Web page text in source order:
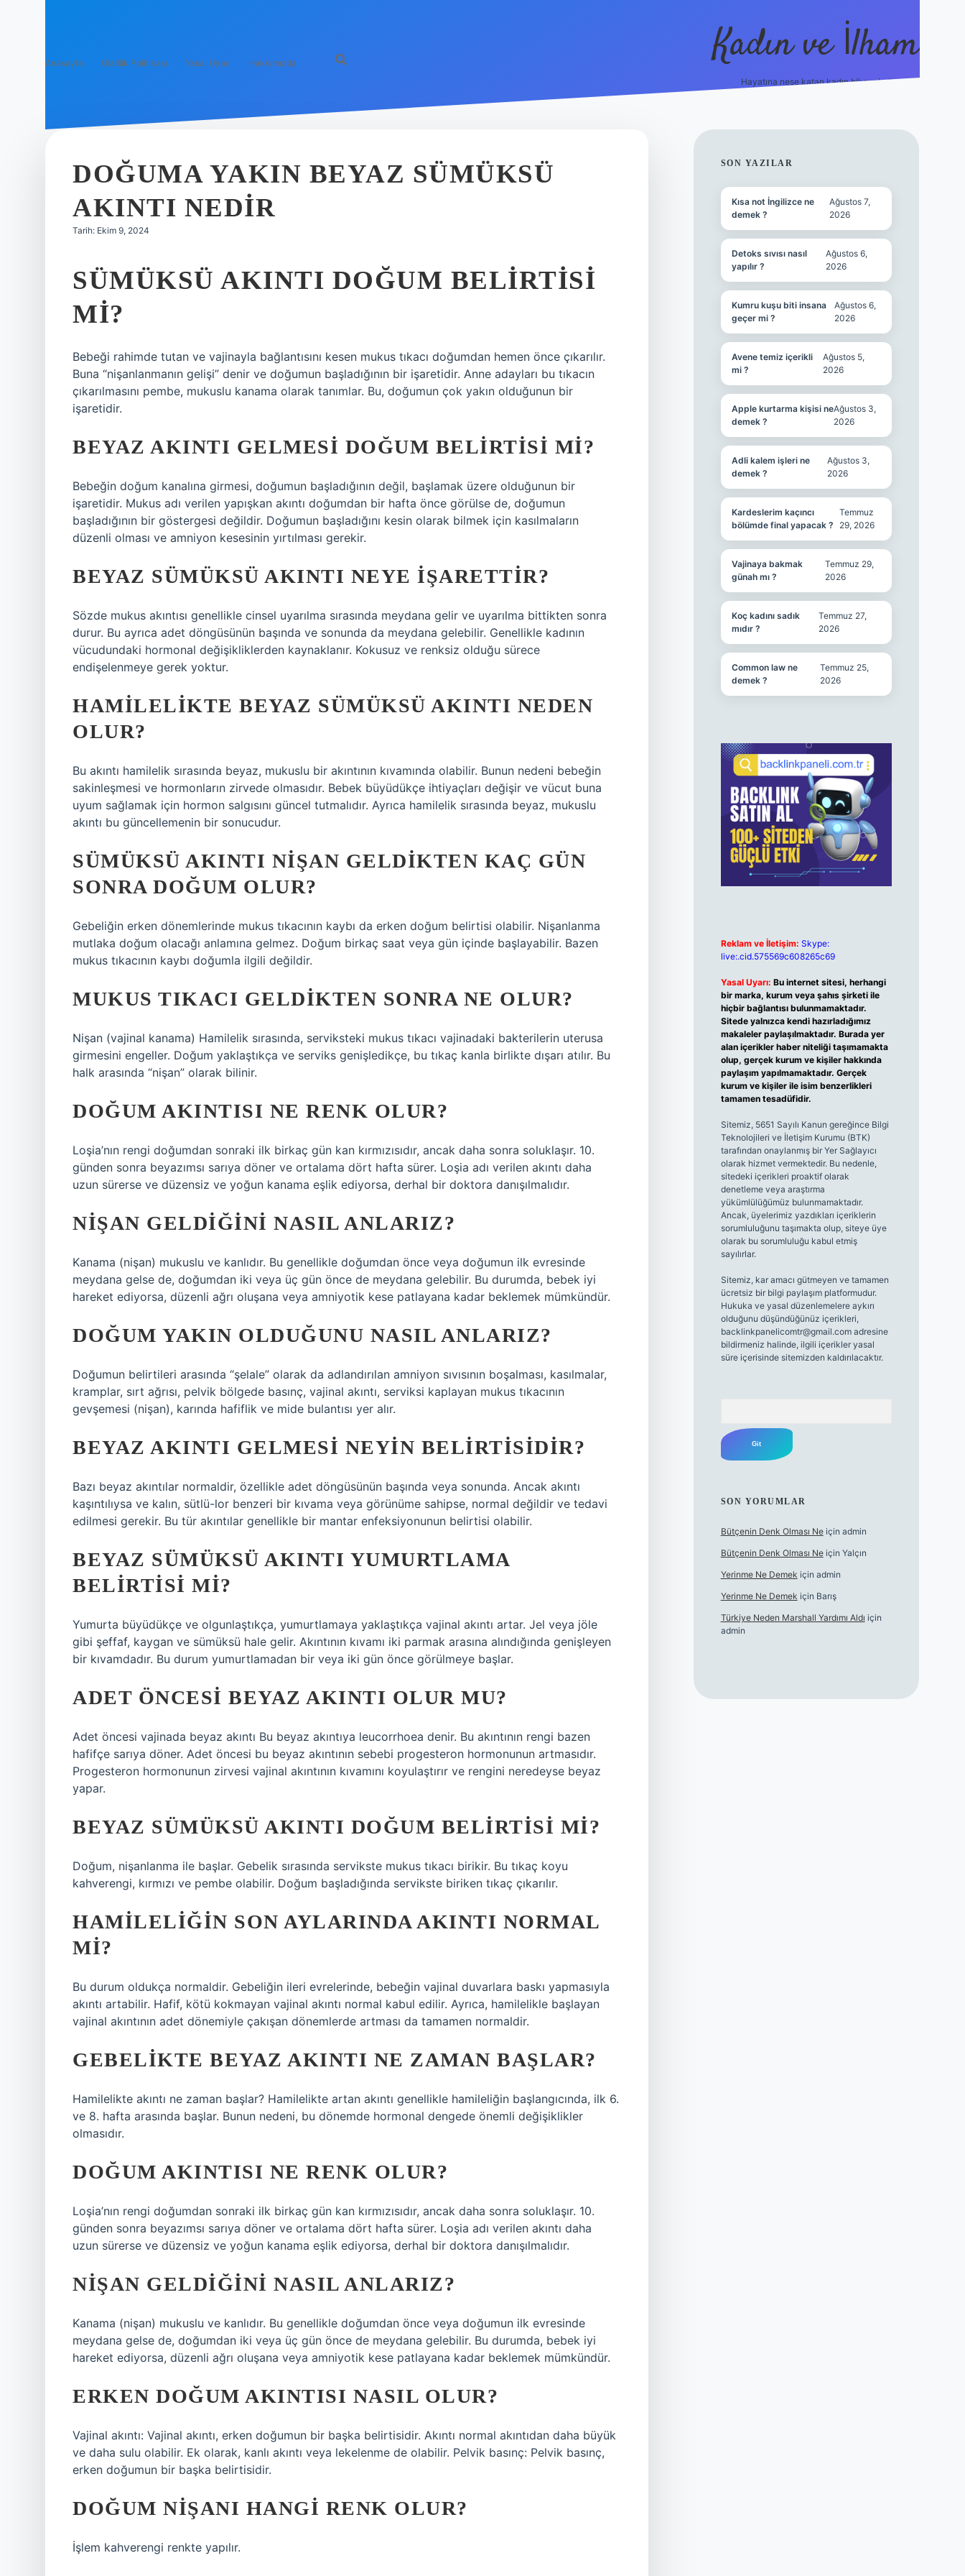
Anasayfa Gizlilik Politikası Yasal Uyarı Hakkımızda Kadın ve İlham
Hayatına neşe katan kadın hikayeleri!
DOĞUMA YAKIN BEYAZ SÜMÜKSÜ
AKINTI NEDIR
Tarih: Ekim 9, 2024
SÜMÜKSÜ AKINTI DOĞUM BELIRTISI
MI?
Bebeği rahimde tutan ve vajinayla bağlantısını kesen mukus tıkacı doğumdan hemen önce çıkarılır.
Buna “nişanlanmanın gelişi” denir ve doğumun başladığının bir işaretidir. Anne adayları bu tıkacın
çıkarılmasını pembe, mukuslu kanama olarak tanımlar. Bu, doğumun çok yakın olduğunun bir
işaretidir.
BEYAZ AKINTI GELMESI DOĞUM BELIRTISI MI?
Bebeğin doğum kanalına girmesi, doğumun başladığının değil, başlamak üzere olduğunun bir
işaretidir. Mukus adı verilen yapışkan akıntı doğumdan bir hafta önce görülse de, doğumun
başladığının bir göstergesi değildir. Doğumun başladığını kesin olarak bilmek için kasılmaların
düzenli olması ve amniyon kesesinin yırtılması gerekir.
BEYAZ SÜMÜKSÜ AKINTI NEYE IŞARETTIR?
Sözde mukus akıntısı genellikle cinsel uyarılma sırasında meydana gelir ve uyarılma bittikten sonra
durur. Bu ayrıca adet döngüsünün başında ve sonunda da meydana gelebilir. Genellikle kadının
vücudundaki hormonal değişikliklerden kaynaklanır. Kokusuz ve renksiz olduğu sürece
endişelenmeye gerek yoktur.
HAMILELIKTE BEYAZ SÜMÜKSÜ AKINTI NEDEN
OLUR?
Bu akıntı hamilelik sırasında beyaz, mukuslu bir akıntının kıvamında olabilir. Bunun nedeni bebeğin
sakinleşmesi ve hormonların zirvede olmasıdır. Bebek büyüdükçe ihtiyaçları değişir ve vücut buna
uyum sağlamak için hormon salgısını güncel tutmalıdır. Ayrıca hamilelik sırasında beyaz, mukuslu
akıntı bu güncellemenin bir sonucudur.
SÜMÜKSÜ AKINTI NIŞAN GELDIKTEN KAÇ GÜN
SONRA DOĞUM OLUR?
Gebeliğin erken dönemlerinde mukus tıkacının kaybı da erken doğum belirtisi olabilir. Nişanlanma
mutlaka doğum olacağı anlamına gelmez. Doğum birkaç saat veya gün içinde başlayabilir. Bazen
mukus tıkacının kaybı doğumla ilgili değildir.
MUKUS TIKACI GELDIKTEN SONRA NE OLUR?
Nişan (vajinal kanama) Hamilelik sırasında, serviksteki mukus tıkacı vajinadaki bakterilerin uterusa
girmesini engeller. Doğum yaklaştıkça ve serviks genişledikçe, bu tıkaç kanla birlikte dışarı atılır. Bu
halk arasında “nişan” olarak bilinir.
DOĞUM AKINTISI NE RENK OLUR?
Loşia’nın rengi doğumdan sonraki ilk birkaç gün kan kırmızısıdır, ancak daha sonra soluklaşır. 10.
günden sonra beyazımsı sarıya döner ve ortalama dört hafta sürer. Loşia adı verilen akıntı daha
uzun sürerse ve düzensiz ve yoğun kanama eşlik ediyorsa, derhal bir doktora danışılmalıdır.
NIŞAN GELDIĞINI NASIL ANLARIZ?
Kanama (nişan) mukuslu ve kanlıdır. Bu genellikle doğumdan önce veya doğumun ilk evresinde
meydana gelse de, doğumdan iki veya üç gün önce de meydana gelebilir. Bu durumda, bebek iyi
hareket ediyorsa, düzenli ağrı oluşana veya amniyotik kese patlayana kadar beklemek mümkündür.
DOĞUM YAKIN OLDUĞUNU NASIL ANLARIZ?
Doğumun belirtileri arasında “şelale” olarak da adlandırılan amniyon sıvısının boşalması, kasılmalar,
kramplar, sırt ağrısı, pelvik bölgede basınç, vajinal akıntı, serviksi kaplayan mukus tıkacının
gevşemesi (nişan), karında hafiflik ve mide bulantısı yer alır.
BEYAZ AKINTI GELMESI NEYIN BELIRTISIDIR?
Bazı beyaz akıntılar normaldir, özellikle adet döngüsünün başında veya sonunda. Ancak akıntı
kaşıntılıysa ve kalın, sütlü-lor benzeri bir kıvama veya görünüme sahipse, normal değildir ve tedavi
edilmesi gerekir. Bu tür akıntılar genellikle bir mantar enfeksiyonunun belirtisi olabilir.
BEYAZ SÜMÜKSÜ AKINTI YUMURTLAMA
BELIRTISI MI?
Yumurta büyüdükçe ve olgunlaştıkça, yumurtlamaya yaklaştıkça vajinal akıntı artar. Jel veya jöle
gibi şeffaf, kaygan ve sümüksü hale gelir. Akıntının kıvamı iki parmak arasına alındığında genişleyen
bir kıvamdadır. Bu durum yumurtlamadan bir veya iki gün önce görülmeye başlar.
ADET ÖNCESI BEYAZ AKINTI OLUR MU?
Adet öncesi vajinada beyaz akıntı Bu beyaz akıntıya leucorrhoea denir. Bu akıntının rengi bazen
hafifçe sarıya döner. Adet öncesi bu beyaz akıntının sebebi progesteron hormonunun artmasıdır.
Progesteron hormonunun zirvesi vajinal akıntının kıvamını koyulaştırır ve rengini neredeyse beyaz
yapar.
BEYAZ SÜMÜKSÜ AKINTI DOĞUM BELIRTISI MI?
Doğum, nişanlanma ile başlar. Gebelik sırasında servikste mukus tıkacı birikir. Bu tıkaç koyu
kahverengi, kırmızı ve pembe olabilir. Doğum başladığında servikste biriken tıkaç çıkarılır.
HAMILELIĞIN SON AYLARINDA AKINTI NORMAL
MI?
Bu durum oldukça normaldir. Gebeliğin ileri evrelerinde, bebeğin vajinal duvarlara baskı yapmasıyla
akıntı artabilir. Hafif, kötü kokmayan vajinal akıntı normal kabul edilir. Ayrıca, hamilelikle başlayan
vajinal akıntının adet dönemiyle çakışan dönemlerde artması da tamamen normaldir.
GEBELIKTE BEYAZ AKINTI NE ZAMAN BAŞLAR?
Hamilelikte akıntı ne zaman başlar? Hamilelikte artan akıntı genellikle hamileliğin başlangıcında, ilk 6.
ve 8. hafta arasında başlar. Bunun nedeni, bu dönemde hormonal dengede önemli değişiklikler
olmasıdır.
DOĞUM AKINTISI NE RENK OLUR?
Loşia’nın rengi doğumdan sonraki ilk birkaç gün kan kırmızısıdır, ancak daha sonra soluklaşır. 10.
günden sonra beyazımsı sarıya döner ve ortalama dört hafta sürer. Loşia adı verilen akıntı daha
uzun sürerse ve düzensiz ve yoğun kanama eşlik ediyorsa, derhal bir doktora danışılmalıdır.
NIŞAN GELDIĞINI NASIL ANLARIZ?
Kanama (nişan) mukuslu ve kanlıdır. Bu genellikle doğumdan önce veya doğumun ilk evresinde
meydana gelse de, doğumdan iki veya üç gün önce de meydana gelebilir. Bu durumda, bebek iyi
hareket ediyorsa, düzenli ağrı oluşana veya amniyotik kese patlayana kadar beklemek mümkündür.
ERKEN DOĞUM AKINTISI NASIL OLUR?
Vajinal akıntı: Vajinal akıntı, erken doğumun bir başka belirtisidir. Akıntı normal akıntıdan daha büyük
ve daha sulu olabilir. Ek olarak, kanlı akıntı veya lekelenme de olabilir. Pelvik basınç: Pelvik basınç,
erken doğumun bir başka belirtisidir.
DOĞUM NIŞANI HANGI RENK OLUR?
İşlem kahverengi renkte yapılır.
SIDEBAR
SON YAZILAR
Kısa not İngilizce ne
demek ?
Ağustos 7,
2026
Detoks sıvısı nasıl
yapılır ?
Ağustos 6,
2026
Kumru kuşu biti insana
geçer mi ?
Ağustos 6,
2026
Avene temiz içerikli
mi ?
Ağustos 5,
2026
Apple kurtarma kişisi ne
demek ?
Ağustos 3,
2026
Adli kalem işleri ne
demek ?
Ağustos 3,
2026
Kardeslerim kaçıncı
bölümde final yapacak ?
Temmuz
29, 2026
Vajinaya bakmak
günah mı ?
Temmuz 29,
2026
Koç kadını sadık
mıdır ?
Temmuz 27,
2026
Common law ne
demek ?
Temmuz 25,
2026
Reklam ve İletişim: Skype:
live:.cid.575569c608265c69
Yasal Uyarı: Bu internet sitesi, herhangi
bir marka, kurum veya şahıs şirketi ile
hiçbir bağlantısı bulunmamaktadır.
Sitede yalnızca kendi hazırladığımız
makaleler paylaşılmaktadır. Burada yer
alan içerikler haber niteliği taşımamakta
olup, gerçek kurum ve kişiler hakkında
paylaşım yapılmamaktadır. Gerçek
kurum ve kişiler ile isim benzerlikleri
tamamen tesadüfidir.
Sitemiz, 5651 Sayılı Kanun gereğince Bilgi
Teknolojileri ve İletişim Kurumu (BTK)
tarafından onaylanmış bir Yer Sağlayıcı
olarak hizmet vermektedir. Bu nedenle,
sitedeki içerikleri proaktif olarak
denetleme veya araştırma
yükümlülüğümüz bulunmamaktadır.
Ancak, üyelerimiz yazdıkları içeriklerin
sorumluluğunu taşımakta olup, siteye üye
olarak bu sorumluluğu kabul etmiş
sayılırlar.
Sitemiz, kar amacı gütmeyen ve tamamen
ücretsiz bir bilgi paylaşım platformudur.
Hukuka ve yasal düzenlemelere aykırı
olduğunu düşündüğünüz içerikleri,
backlinkpanelicomtr@gmail.comadresine
bildirmeniz halinde, ilgili içerikler yasal
süre içerisinde sitemizden kaldırılacaktır.
SON YORUMLAR
Bütçenin Denk Olması Neiçin admin
Bütçenin Denk Olması Neiçin Yalçın
Yerinme Ne Demek için admin
Yerinme Ne Demek için Barış
Türkiye Neden Marshall Yardımı Aldı için
admin
hiltonbet https://